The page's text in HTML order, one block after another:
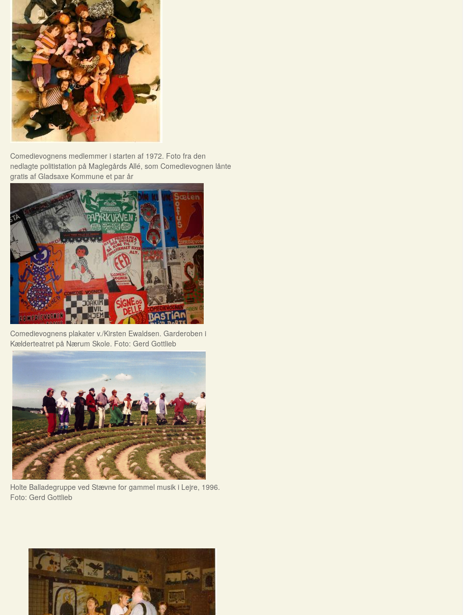
Comedievognens medlemmer i starten af 1972. Foto fra den
nedlagte politistation på Maglegårds Allé, som Comedievognen lånte
gratis af Gladsaxe Kommune et par år
Comedievognens plakater v./Kirsten Ewaldsen. Garderoben i
Kælderteatret på Nærum Skole. Foto: Gerd Gottlieb
Holte Balladegruppe ved Stævne for gammel musik i Lejre, 1996.
Foto: Gerd Gottlieb